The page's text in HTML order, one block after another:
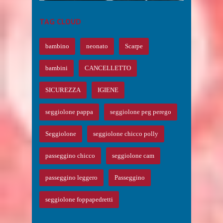
TAG CLOUD
bambino neonato Scarpe
bambini CANCELLETTO
SICUREZZA IGIENE
seggiolone pappa seggiolone peg perego
Seggiolone seggiolone chicco polly
passeggino chicco seggiolone cam
passeggino leggero Passeggino
seggiolone foppapedretti